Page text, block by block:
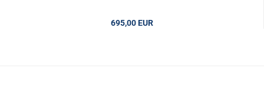
695,00 EUR